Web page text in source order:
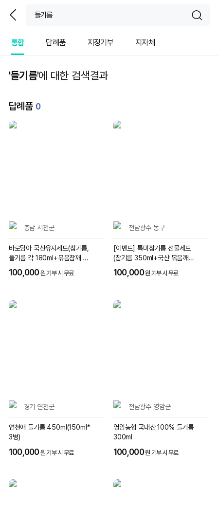
뒤
통합 답례품 지정기부 지자체
'들기름'에 대한 검색결과
답례품 0
충남 서천군
바로담아 국산유지세트(참기름,
들기름 각 180ml+볶음참깨 10
5g)
100,000원 기부 시 무료
전남광주 동구
[이벤트] 특미참기름 선물세트
(참기름 350ml+국산 볶음깨 4
5g)
100,000원 기부 시 무료
경기 연천군
연천애 들기름 450ml(150ml*
3병)
100,000원 기부 시 무료
전남광주 영암군
영암농협 국내산 100% 들기름
300ml
100,000원 기부 시 무료